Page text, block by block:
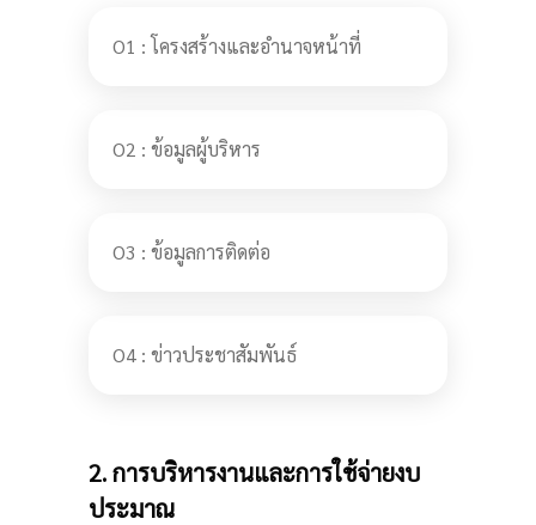
O1 : โครงสร้างและอำนาจหน้าที่
O2 : ข้อมูลผู้บริหาร
O3 : ข้อมูลการติดต่อ
O4 : ข่าวประชาสัมพันธ์
2. การบริหารงานและการใช้จ่ายงบ
ประมาณ